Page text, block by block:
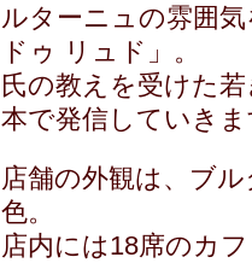
ルターニュの雰囲
ドゥ リュド」。
氏の教えを受けた
本で発信していき
店舗の外観は、ブ
色。
店内には18席のカ